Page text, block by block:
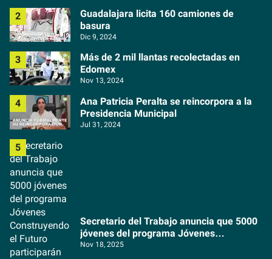
Guadalajara licita 160 camiones de
basura
Dic 9, 2024
Más de 2 mil llantas recolectadas en
Edomex
Nov 13, 2024
Ana Patricia Peralta se reincorpora a la
Presidencia Municipal
Jul 31, 2024
Secretario del Trabajo anuncia que 5000
jóvenes del programa Jóvenes
Construyendo el Futuro participarán en la
Nov 18, 2025